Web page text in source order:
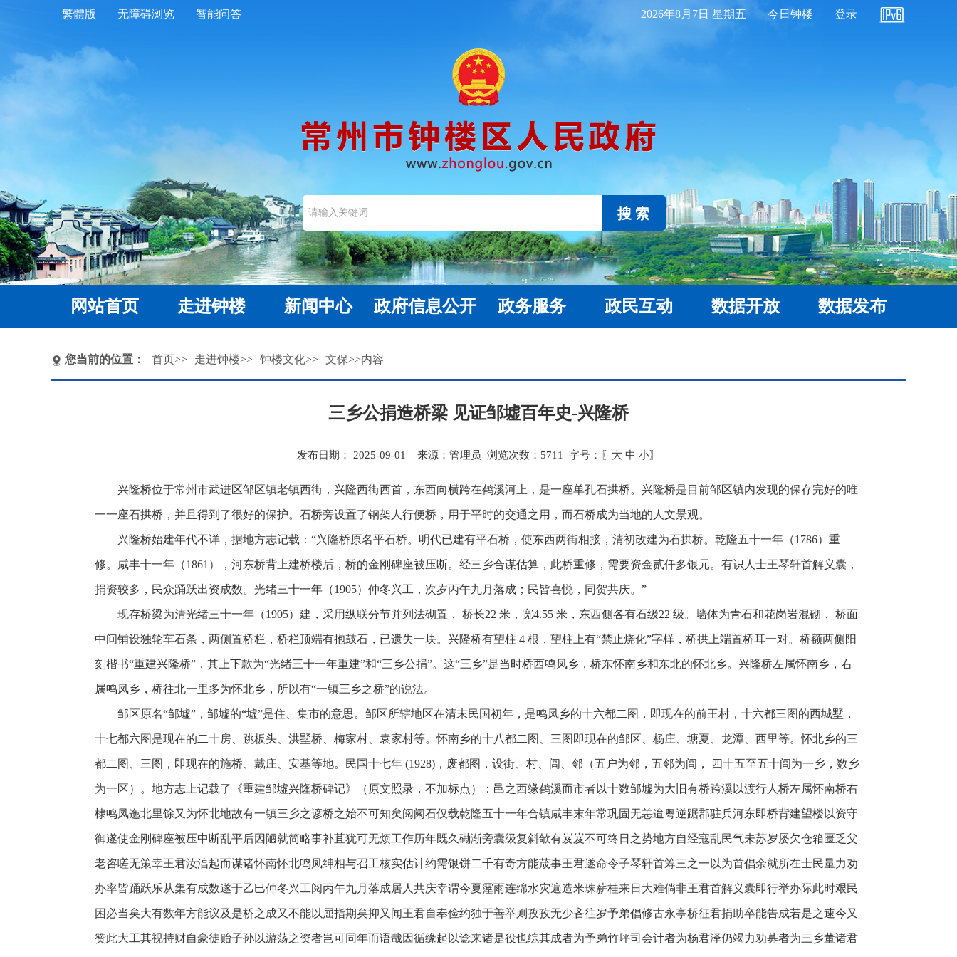
繁體版 无障碍浏览 智能问答 2026年8月7日 星期五 今日钟楼 登录
搜 索
网站首页 走进钟楼 新闻中心 政府信息公开 政务服务 政民互动 数据开放 数据发布
您当前的位置： 首页>> 走进钟楼>> 钟楼文化>> 文保>>内容
三乡公捐造桥梁 见证邹墟百年史-兴隆桥
发布日期： 2025-09-01 来源：管理员 浏览次数： 5711 字号：〖 大 中 小〗
兴隆桥位于常州市武进区邹区镇老镇西街，兴隆西街西首，东西向横跨在鹤溪河上，是一座单孔石拱桥。兴隆桥是目前邹区镇内发现的保存完好的唯
一一座石拱桥，并且得到了很好的保护。石桥旁设置了钢架人行便桥，用于平时的交通之用，而石桥成为当地的人文景观。
兴隆桥始建年代不详，据地方志记载：“兴隆桥原名平石桥。明代已建有平石桥，使东西两街相接，清初改建为石拱桥。乾隆五十一年 （1786）重
修。咸丰十一年（1861），河东桥背上建桥楼后，桥的金刚碑座被压断。经三乡合谋估算，此桥重修，需要资金贰仟多银元。有识人士王琴轩首解义囊，
捐资较多，民众踊跃出资成数。光绪三十一年 （1905）仲冬兴工，次岁丙午九月落成；民皆喜悦，同贺共庆。”
现存桥梁为清光绪三十一年（1905）建，采用纵联分节并列法砌置， 桥长22 米，宽4.55 米，东西侧各有石级22 级。墙体为青石和花岗岩混砌， 桥面
中间铺设独轮车石条，两侧置桥栏，桥栏顶端有抱鼓石，已遗失一块。兴隆桥有望柱 4 根，望柱上有“禁止烧化”字样，桥拱上端置桥耳一对。桥额两侧阳
刻楷书“重建兴隆桥”，其上下款为“光绪三十一年重建”和“三乡公捐”。这“三乡”是当时桥西鸣凤乡，桥东怀南乡和东北的怀北乡。兴隆桥左属怀南乡，右
属鸣凤乡，桥往北一里多为怀北乡，所以有“一镇三乡之桥”的说法。
邹区原名“邹墟”，邹墟的“墟”是住、集市的意思。邹区所辖地区在清末民国初年，是鸣凤乡的十六都二图，即现在的前王村，十六都三图的西城墅，
十七都六图是现在的二十房、跳板头、洪墅桥、梅家村、袁家村等。怀南乡的十八都二图、三图即现在的邹区、杨庄、塘夏、龙潭、西里等。怀北乡的三
都二图、三图，即现在的施桥、戴庄、安基等地。民国十七年 (1928)，废都图，设街、村、闾、邻（五户为邻，五邻为闾， 四十五至五十闾为一乡，数乡
为一区）。 地方志上记载了《重建邹墟兴隆桥碑记》（原文照录，不加标点）： 邑之西缘鹤溪而市者以十数邹墟为大旧有桥跨溪以渡行人桥左属怀南桥右
棣鸣凤迤北里馀又为怀北地故有一镇三乡之谚桥之始不可知矣阅阑石仅载乾隆五十一年合镇咸丰末年常巩固无恙迨粤逆踞郡驻兵河东即桥背建望楼以资守
御遂使金刚碑座被压中断乱平后因陋就简略事补苴犹可无烦工作历年既久磡渐旁囊级复斜欹有岌岌不可终日之势地方自经寇乱民气未苏岁屡欠仓箱匮乏父
老咨嗟无策幸王君汝湻起而谋诸怀南怀北鸣凤绅相与召工核实估计约需银饼二千有奇方能荿事王君遂命令子琴轩首筹三之一以为首倡余就所在士民量力劝
办率皆踊跃乐从集有成数遂于乙巳仲冬兴工阅丙午九月落成居人共庆幸谓今夏霪雨连绵水灾遍造米珠薪桂来日大难倘非王君首解义囊即行举办际此时艰民
困必当矣大有数年方能议及是桥之成又不能以屈指期矣抑又闻王君自奉俭约独于善举则孜孜无少吝往岁予弟倡修古永亭桥征君捐助卒能告成若是之速今又
赞此大工其视持财自豪徒贻子孙以游荡之资者岂可同年而语哉因循缘起以谂来诸是役也综其成者为予弟竹坪司会计者为杨君泽仍竭力劝募者为三乡董诸君